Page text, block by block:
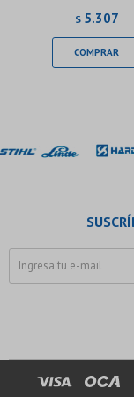
$ 5.307